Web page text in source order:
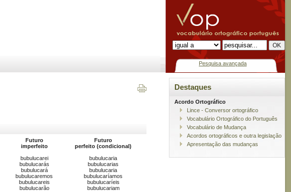
Pesquisa avançada
Futuro
imperfeito
Futuro
perfeito (condicional)
bubulucarei
bubulucarás
bubulucará
bubulucaremos
bubulucareis
bubulucarão
bubulucaria
bubulucarias
bubulucaria
bubulucaríamos
bubulucaríeis
bubulucariam
Destaques
Acordo Ortográfico
Lince - Conversor ortográfico
Vocabulário Ortográfico do Português
Vocabulário de Mudança
Acordos ortográficos e outra legislação
Apresentação das mudanças